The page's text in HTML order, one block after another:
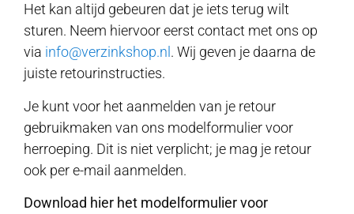
Het kan altijd gebeuren dat je iets terug wilt
sturen. Neem hiervoor eerst contact met ons op
via info@verzinkshop.nl . Wij geven je daarna de
juiste retourinstructies.
Je kunt voor het aanmelden van je retour
gebruikmaken van ons modelformulier voor
herroeping. Dit is niet verplicht; je mag je retour
ook per e-mail aanmelden.
Download hier het modelformulier voor